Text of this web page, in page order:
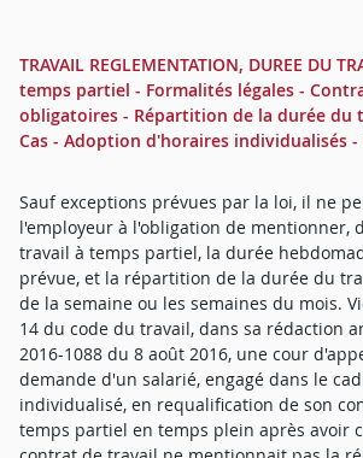
TRAVAIL REGLEMENTATION, DUREE DU
temps partiel - Formalités légales -
obligatoires - Répartition de la durée du
Cas - Adoption d'horaires individualisés
Sauf exceptions prévues par la loi, il ne
l'employeur à l'obligation de mentionner,
travail à temps partiel, la durée
prévue, et la répartition de la durée du
de la semaine ou les semaines du mois.
14 du code du travail, dans sa rédaction
2016-1088 du 8 août 2016, une cour
demande d'un salarié, engagé dans le
individualisé, en requalification de son
temps partiel en temps plein après avoir